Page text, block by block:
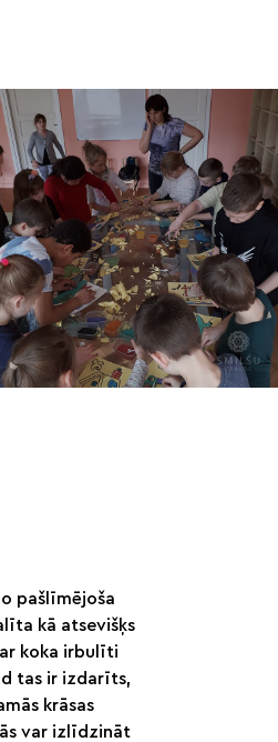
pašlīmējoša
kā atsevišķs
ar koka irbulīti
tas ir izdarīts,
krāsas
var izlīdzināt